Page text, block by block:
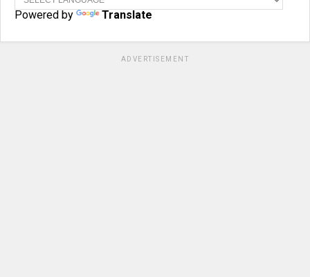
Powered by Translate
ADVERTISEMENT